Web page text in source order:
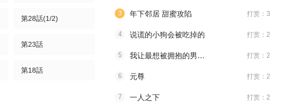
第28話(1/2)
第23話
第18話
3 年下邻居 甜蜜攻陷 打赏：3
4 说谎的小狗会被吃掉的 打赏：2
5 我让最想被拥抱的男人给威胁了 打赏：2
6 元尊 打赏：2
7 一人之下 打赏：2